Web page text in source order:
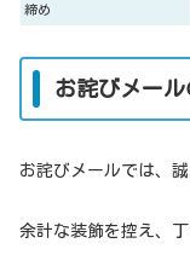
締め
お詫びメー
お詫びメールでは、
余計な装飾を控え、